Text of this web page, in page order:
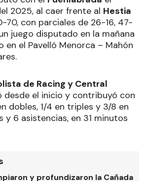
2025, al caer frente al Hestia
70, con parciales de 26-16, 47-
juego disputado en la mañana
en el Pavelló Menorca – Mahón
de Racing y Central
desde el inicio y contribuyó con
dobles, 1/4 en triples y 3/8 en
y 6 asistencias, en 31 minutos
y profundizaron la Cañada